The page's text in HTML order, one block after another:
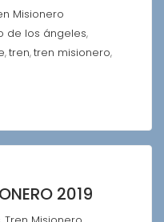
Misionero
de los ángeles,
,tren,tren misionero,
2019